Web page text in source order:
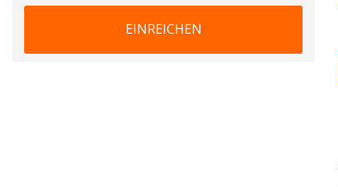
EINREICHEN